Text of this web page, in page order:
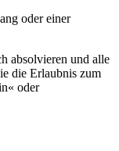
oder einer
absolvieren und alle
die Erlaubnis zum
oder